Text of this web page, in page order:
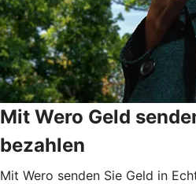
Mit Wero Geld
bezahlen
Mit Wero senden Sie Geld in